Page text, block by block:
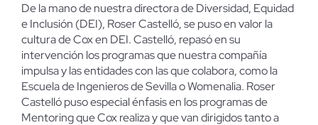
De la mano de nuestra directora de Diversidad, Equidad
e Inclusión (DEI), Roser Castelló, se puso en valor la
cultura de Cox en DEI. Castelló, repasó en su
intervención los programas que nuestra compañía
impulsa y las entidades con las que colabora, como la
Escuela de Ingenieros de Sevilla o Womenalia. Roser
Castelló puso especial énfasis en los programas de
Mentoring que Cox realiza y que van dirigidos tanto a